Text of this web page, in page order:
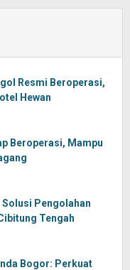
Resmi Beroperasi,
Hewan
Beroperasi, Mampu
Solusi Pengolahan
Tengah
Bogor: Perkuat